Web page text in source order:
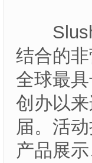
Slush
结合的
全球最
创办以
届。活
产品展